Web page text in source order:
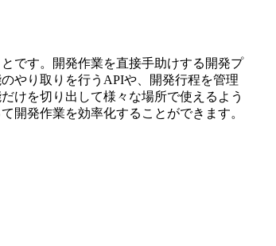
です。開発作業を直接手助けする開発プ
やり取りを行うAPIや、開発行程を管理
けを切り出して様々な場所で使えるよう
開発作業を効率化することができます。